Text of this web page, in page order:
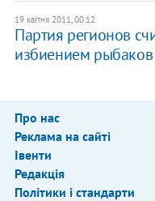
19 квітня 2011, 00:12
Партия регионов
избиением рыбаков
Про нас
Реклама на сайті
Івенти
Редакція
Політики і стандарти